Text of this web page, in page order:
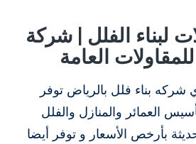
لبناء الفلل | شركة
العامة
بناء فلل بالرياض توفر
العمائر والمنازل والفلل
بأرخص الأسعار و توفر أيضا